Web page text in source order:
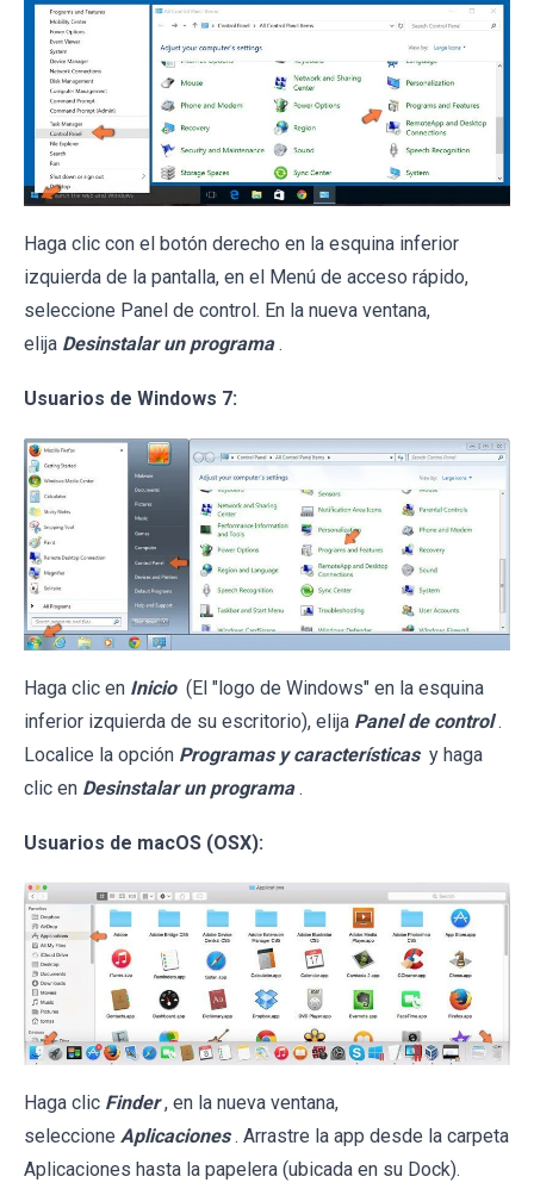
Haga clic con el botón derecho en la esquina inferior
izquierda de la pantalla, en el Menú de acceso rápido,
seleccione Panel de control. En la nueva ventana,
elija Desinstalar un programa .
Usuarios de Windows 7:
Haga clic en Inicio (El "logo de Windows" en la esquina
inferior izquierda de su escritorio), elija Panel de control .
Localice la opción Programas y características y haga
clic en Desinstalar un programa .
Usuarios de macOS (OSX):
Haga clic Finder , en la nueva ventana,
seleccione Aplicaciones . Arrastre la app desde la carpeta
Aplicaciones hasta la papelera (ubicada en su Dock).